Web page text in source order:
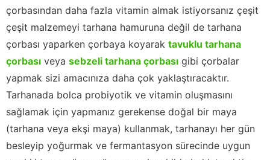
çorbasından daha fazla vitamin almak istiyorsanız çeşit
çeşit malzemeyi tarhana hamuruna değil de tarhana
çorbası yaparken çorbaya koyarak tavuklu tarhana
çorbası veya sebzeli tarhana çorbası gibi çorbalar
yapmak sizi amacınıza daha çok yaklaştıracaktır.
Tarhanada bolca probiyotik ve vitamin oluşmasını
sağlamak için yapmanız gerekense doğal bir maya
(tarhana veya ekşi maya) kullanmak, tarhanayı her gün
besleyip yoğurmak ve fermantasyon sürecinde uygun